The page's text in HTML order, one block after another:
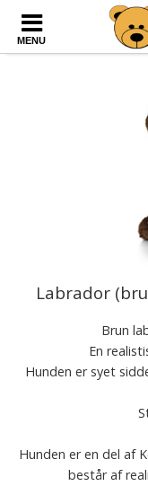
MENU
Labrador
Brun
En
Hunden er syet
Hunden er en del af
består af